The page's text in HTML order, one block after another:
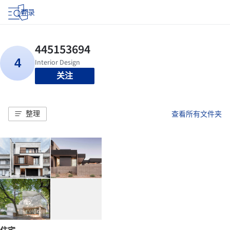
登录
关注
整理 查看所有文件夹